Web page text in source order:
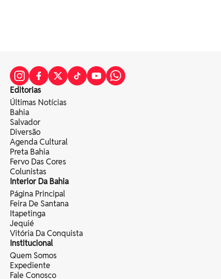
Editorias
Últimas Notícias
Bahia
Salvador
Diversão
Agenda Cultural
Preta Bahia
Fervo Das Cores
Colunistas
Interior Da Bahia
Página Principal
Feira De Santana
Itapetinga
Jequié
Vitória Da Conquista
Institucional
Quem Somos
Expediente
Fale Conosco